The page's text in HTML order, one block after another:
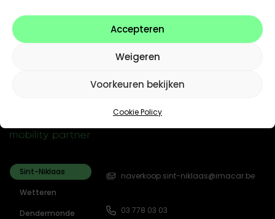
Accepteren
Weigeren
Voorkeuren bekijken
Cookie Policy
Sint-Niklaas
Wetteren
Dendermonde
naverkoop.sint-niklaas@imacar.be
03 778 03 03